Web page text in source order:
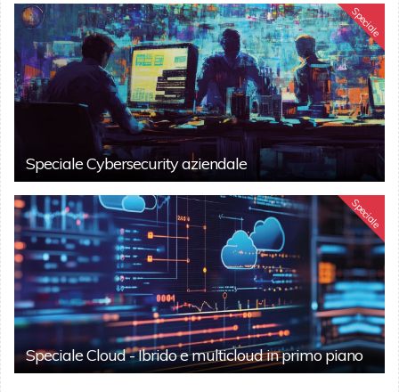
Speciale
Speciale Cybersecurity aziendale
Speciale
Speciale Cloud - Ibrido e multicloud in primo piano